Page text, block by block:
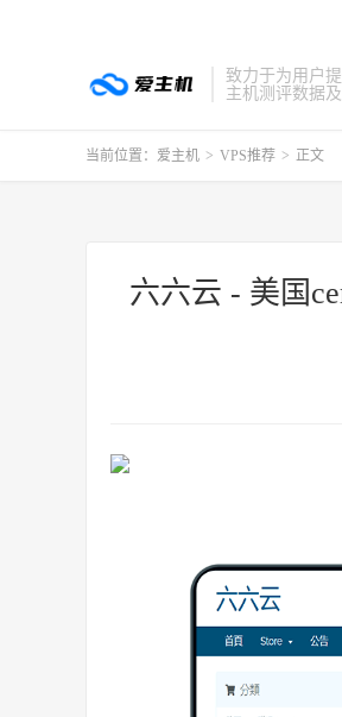
致力于为用户
主机测评数据
当前位置： 爱主机 > VPS推荐 > 正文
六六云 - 美国